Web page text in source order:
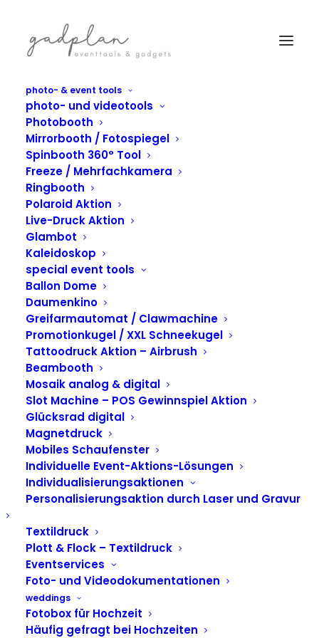
photo- & event tools
photo- und videotools
Photobooth
Mirrorbooth / Fotospiegel
Spinbooth 360° Tool
Freeze / Mehrfachkamera
Ringbooth
Polaroid Aktion
Live-Druck Aktion
Glambot
Kaleidoskop
special event tools
Ballon Dome
Daumenkino
Greifarmautomat / Clawmachine
Promotionkugel / XXL Schneekugel
Tattoodruck Aktion – Airbrush
Beambooth
Mosaik analog & digital
Slot Machine – POS Gewinnspiel Aktion
Glücksrad digital
Magnetdruck
Mobiles Schaufenster
Individuelle Event-Aktions-Lösungen
Individualisierungsaktionen
Personalisierungsaktion durch Laser und Gravur
Textildruck
Plott & Flock – Textildruck
Eventservices
Foto- und Videodokumentationen
weddings
Fotobox für Hochzeit
Häufig gefragt bei Hochzeiten
Airbrushstation
Tempodrom Berlin
für die Sparkasse